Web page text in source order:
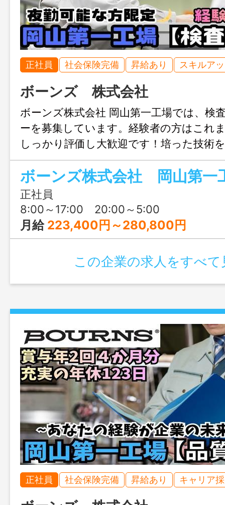
正社員 社会保険完備 昇給あり スキルア
ボーンズ 株式会社
ボーンズ株式会社 岡山第一工場では、検
ーを募集しています。経験者の方はこれ
しっかり評価し大歓迎です！培った技術
ながら安定したキャリアを築けます！安
充実のため長期勤務が可能！年間休日123
ボーンズで働きませんか？
正社員
8:00～17:00 20:00～5:00
月給 223,400円～280,800円
この企業の求人をすべて
正社員 社会保険完備 昇給あり キャリア